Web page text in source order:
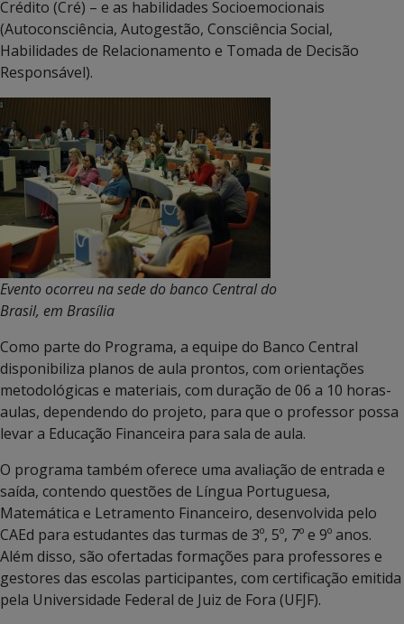
Crédito (Cré) – e as habilidades Socioemocionais
(Autoconsciência, Autogestão, Consciência Social,
Habilidades de Relacionamento e Tomada de Decisão
Responsável).
Evento ocorreu na sede do banco Central do
Brasil, em Brasília
Como parte do Programa, a equipe do Banco Central
disponibiliza planos de aula prontos, com orientações
metodológicas e materiais, com duração de 06 a 10 horas-
aulas, dependendo do projeto, para que o professor possa
levar a Educação Financeira para sala de aula.
O programa também oferece uma avaliação de entrada e
saída, contendo questões de Língua Portuguesa,
Matemática e Letramento Financeiro, desenvolvida pelo
CAEd para estudantes das turmas de 3º, 5º, 7º e 9º anos.
Além disso, são ofertadas formações para professores e
gestores das escolas participantes, com certificação emitida
pela Universidade Federal de Juiz de Fora (UFJF).